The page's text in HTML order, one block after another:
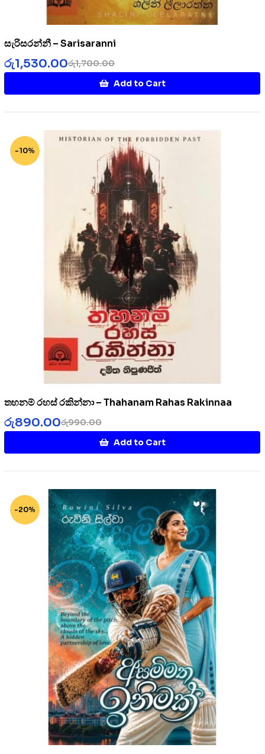
සැරිසරන්නී – Sarisaranni
රු1,700.00
රු1,530.00
Add to Cart
-10%
තහනම් රහස් රකින්නා – Thahanam Rahas Rakinnaa
රු990.00
රු890.00
Add to Cart
-20%